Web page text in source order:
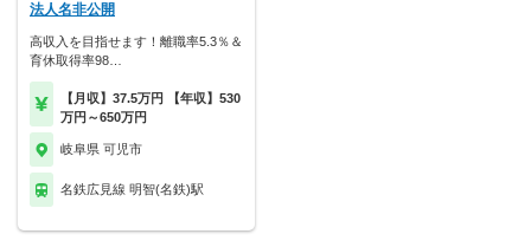
法人名非公開
高収入を目指せます！離職率5.3％＆
育休取得率98…
【月収】37.5万円 【年収】530
万円～650万円
岐阜県 可児市
名鉄広見線 明智(名鉄)駅